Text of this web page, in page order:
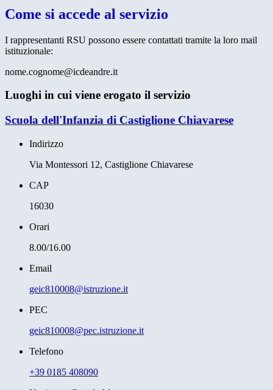
Come si accede al servizio
I rappresentanti RSU possono essere contattati tramite la loro mail
istituzionale:
nome.cognome@icdeandre.it
Luoghi in cui viene erogato il servizio
Scuola dell'Infanzia di Castiglione Chiavarese
Indirizzo
Via Montessori 12, Castiglione Chiavarese
CAP
16030
Orari
8.00/16.00
Email
geic810008@istruzione.it
PEC
geic810008@pec.istruzione.it
Telefono
+39 0185 408090